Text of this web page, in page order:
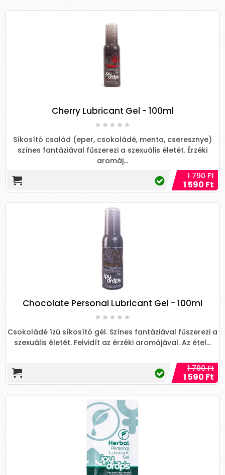
Cherry Lubricant Gel - 100ml
Síkosító család (eper, csokoládé, menta, cseresznye)
színes fantáziával fűszerezi a szexuális életét. Érzéki
aromáj...
1 790 Ft
1 590 Ft
Chocolate Personal Lubricant Gel - 100ml
Csokoládé ízű síkosító gél. Színes fantáziával fűszerezi a
szexuális életét. Felvidít az érzéki aromájával. Az étel...
1 790 Ft
1 590 Ft